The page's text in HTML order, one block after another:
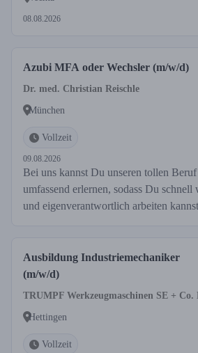
08.08.2026
Azubi MFA oder Wechsler (m/w/d)
Dr. med. Christian Reischle
München
Vollzeit
09.08.2026
Bei uns kannst Du unseren tollen
umfassend erlernen, sodass Du
und eigenverantwortlich arbeiten
Ausbildung Industriemechaniker
(m/w/d)
TRUMPF Werkzeugmaschinen SE + Co.
Hettingen
Vollzeit